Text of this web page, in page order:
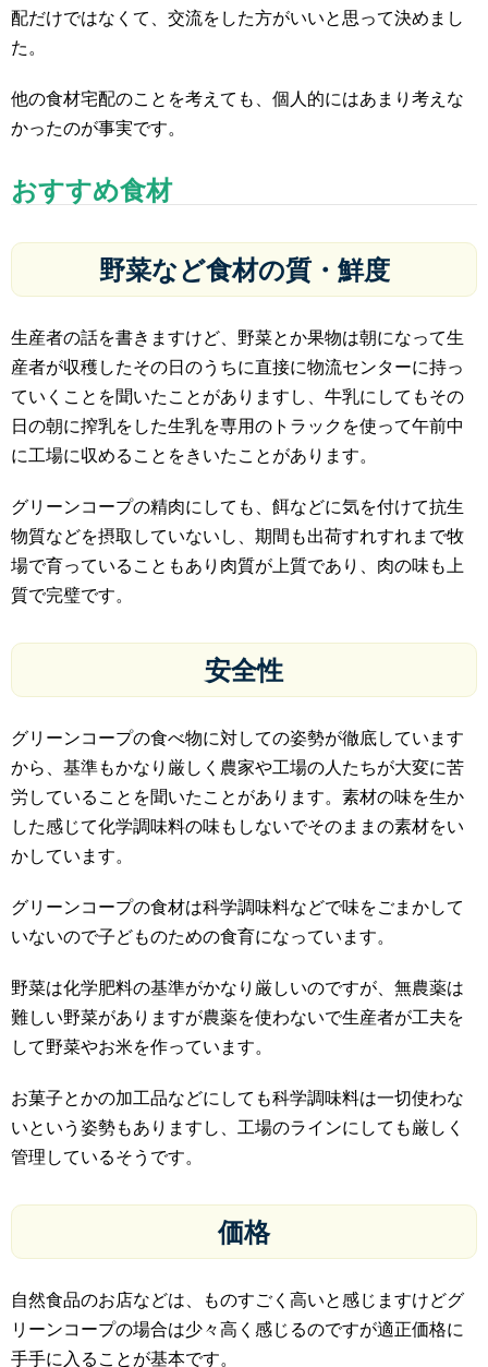
配だけではなくて、交流をした方がいいと思って決めまし
た。
他の食材宅配のことを考えても、個人的にはあまり考えな
かったのが事実です。
おすすめ食材
野菜など食材の質・鮮度
生産者の話を書きますけど、野菜とか果物は朝になって生
産者が収穫したその日のうちに直接に物流センターに持っ
ていくことを聞いたことがありますし、牛乳にしてもその
日の朝に搾乳をした生乳を専用のトラックを使って午前中
に工場に収めることをきいたことがあります。
グリーンコープの精肉にしても、餌などに気を付けて抗生
物質などを摂取していないし、期間も出荷すれすれまで牧
場で育っていることもあり肉質が上質であり、肉の味も上
質で完璧です。
安全性
グリーンコープの食べ物に対しての姿勢が徹底しています
から、基準もかなり厳しく農家や工場の人たちが大変に苦
労していることを聞いたことがあります。素材の味を生か
した感じて化学調味料の味もしないでそのままの素材をい
かしています。
グリーンコープの食材は科学調味料などで味をごまかして
いないので子どものための食育になっています。
野菜は化学肥料の基準がかなり厳しいのですが、無農薬は
難しい野菜がありますが農薬を使わないで生産者が工夫を
して野菜やお米を作っています。
お菓子とかの加工品などにしても科学調味料は一切使わな
いという姿勢もありますし、工場のラインにしても厳しく
管理しているそうです。
価格
自然食品のお店などは、ものすごく高いと感じますけどグ
リーンコープの場合は少々高く感じるのですが適正価格に
手手に入ることが基本です。